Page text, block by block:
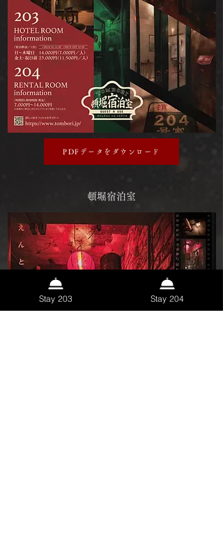
PDFデータをダウンロード
頓堀宿泊室
Stay 203 Stay 204